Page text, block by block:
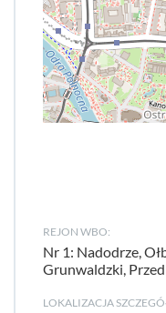
REJON WBO:
Nr 1: Nadodrze,
Grunwaldzki,
LOKALIZACJA